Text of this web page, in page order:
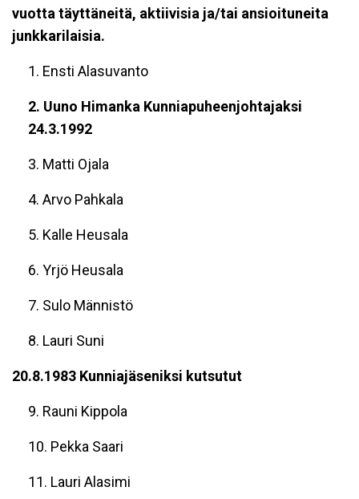
vuotta täyttäneitä, aktiivisia ja/tai ansioituneita
junkkarilaisia.
1. Ensti Alasuvanto
2. Uuno Himanka Kunniapuheenjohtajaksi
24.3.1992
3. Matti Ojala
4. Arvo Pahkala
5. Kalle Heusala
6. Yrjö Heusala
7. Sulo Männistö
8. Lauri Suni
20.8.1983 Kunniajäseniksi kutsutut
9. Rauni Kippola
10. Pekka Saari
11. Lauri Alasimi